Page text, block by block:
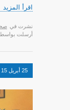
اقرأ
نشرت في
أرسلت
25 أبريل 15